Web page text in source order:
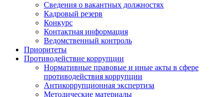
Сведения о вакантных должностях
Кадровый резерв
Конкурс
Контактная информация
Ведомственный контроль
Приоритеты
Противодействие коррупции
Нормативные правовые и иные акты в сфере
противодействия коррупции
Антикоррупционная экспертиза
Методические материалы